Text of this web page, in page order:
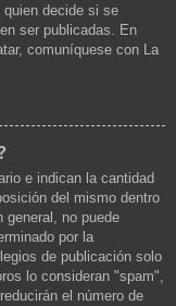
decide si se
ser publicadas. En
comuníquese con La
e indican la cantidad
del mismo dentro
general, no puede
por la
de publicación solo
lo consideran "spam",
el número de